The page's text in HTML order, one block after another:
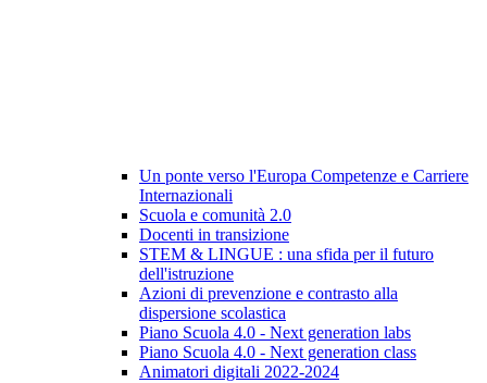
Un ponte verso l'Europa Competenze e Carriere
Internazionali
Scuola e comunità 2.0
Docenti in transizione
STEM & LINGUE : una sfida per il futuro
dell'istruzione
Azioni di prevenzione e contrasto alla
dispersione scolastica
Piano Scuola 4.0 - Next generation labs
Piano Scuola 4.0 - Next generation class
Animatori digitali 2022-2024